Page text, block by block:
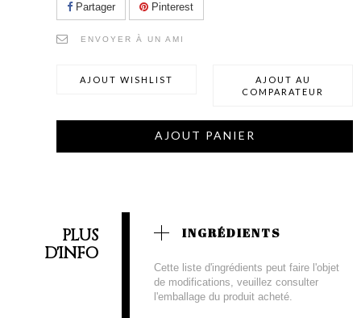
Partager Pinterest
ENVOYER À UN AMI
AJOUT WISHLIST
AJOUT AU
COMPARATEUR
AJOUT PANIER
PLUS
D'INFO
INGRÉDIENTS
Cette liste d'ingrédients peut faire l'objet
de modifications, veuillez consulter
l'emballage du produit acheté.